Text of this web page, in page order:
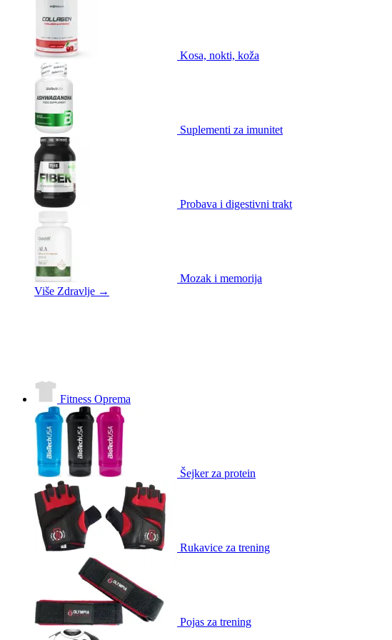
Kosa, nokti, koža
Suplementi za imunitet
Probava i digestivni trakt
Mozak i memorija
Više Zdravlje →
Fitness Oprema
Šejker za protein
Rukavice za trening
Pojas za trening